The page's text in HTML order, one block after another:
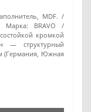
MDF.
Марка:
BRAVO
кромкой
— структурный
(Германия, Южная